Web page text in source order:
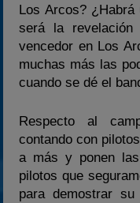
Los Arcos? ¿Habrá
será la
vencedor en Los
muchas más las
cuando se dé el
Respecto al
contando con
a más y ponen
pilotos que
para demostrar